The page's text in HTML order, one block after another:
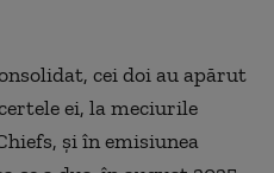
cei doi au apărut
ei, la meciurile
şi în emisiunea